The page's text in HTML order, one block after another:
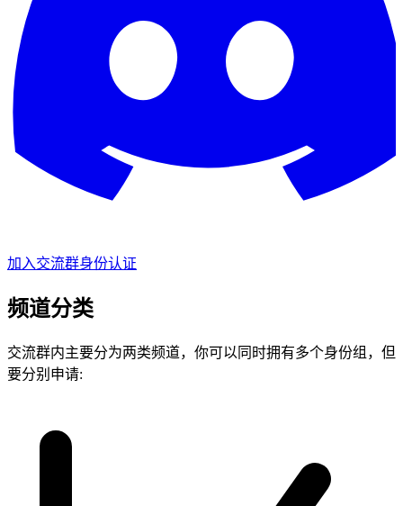
加入交流群身份认证
频道分类
交流群内主要分为两类频道，你可以同时拥有多个身份组，但
要分别申请: